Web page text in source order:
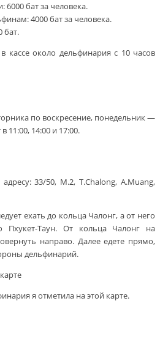
6000 бат за человека.
4000 бат за человека.
бат.
кассе около дельфинария с 10 часов
по воскресение, понедельник —
11:00, 14:00 и 17:00.
33/50, М.2, Т.Chalong, A.Muang,
ехать до кольца Чалонг, а от него
Пхукет-Таун. От кольца Чалонг на
направо. Далее едете прямо,
дельфинарий.
я отметила на этой карте.